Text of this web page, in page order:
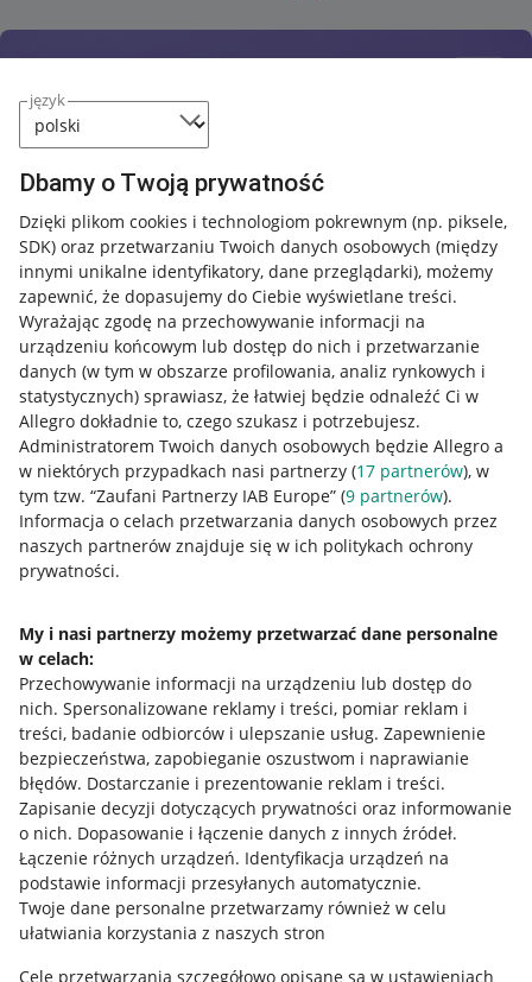
język
Dbamy o Twoją prywatność
Dzięki plikom cookies i technologiom pokrewnym (np. piksele,
SDK) oraz przetwarzaniu Twoich danych osobowych (między
innymi unikalne identyfikatory, dane przeglądarki), możemy
zapewnić, że dopasujemy do Ciebie wyświetlane treści.
Wyrażając zgodę na przechowywanie informacji na
urządzeniu końcowym lub dostęp do nich i przetwarzanie
danych (w tym w obszarze profilowania, analiz rynkowych i
statystycznych) sprawiasz, że łatwiej będzie odnaleźć Ci w
Allegro dokładnie to, czego szukasz i potrzebujesz.
Administratorem Twoich danych osobowych będzie Allegro a
w niektórych przypadkach nasi partnerzy (17 partnerów), w
tym tzw. “Zaufani Partnerzy IAB Europe” (9 partnerów).
Informacja o celach przetwarzania danych osobowych przez
naszych partnerów znajduje się w ich politykach ochrony
prywatności.
My i nasi partnerzy możemy przetwarzać dane personalne
w celach:
Przechowywanie informacji na urządzeniu lub dostęp do
nich. Spersonalizowane reklamy i treści, pomiar reklam i
treści, badanie odbiorców i ulepszanie usług. Zapewnienie
bezpieczeństwa, zapobieganie oszustwom i naprawianie
błędów. Dostarczanie i prezentowanie reklam i treści.
Zapisanie decyzji dotyczących prywatności oraz informowanie
o nich. Dopasowanie i łączenie danych z innych źródeł.
Łączenie różnych urządzeń. Identyfikacja urządzeń na
podstawie informacji przesyłanych automatycznie.
Twoje dane personalne przetwarzamy również w celu
ułatwiania korzystania z naszych stron
Cele przetwarzania szczegółowo opisane są w ustawieniach
Nawigacja
Przydatne informacje
Jak to działa
Allegro Gadane dla sprzedających
Allegro Gadane dla kupujących
Mapa miejscowości
Informacje prawne
Regulamin
Polityka plików "cookies"
Ustawienia plików "cookies"